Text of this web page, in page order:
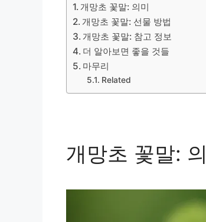
개망초 꽃말: 의미
개망초 꽃말: 선물 방법
개망초 꽃말: 참고 정보
더 알아보면 좋을 것들
마무리
Related
개망초 꽃말: